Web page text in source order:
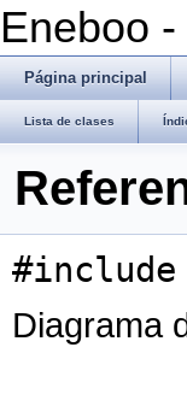
Eneboo
Página principal
Lista de clases
#include
Diagrama